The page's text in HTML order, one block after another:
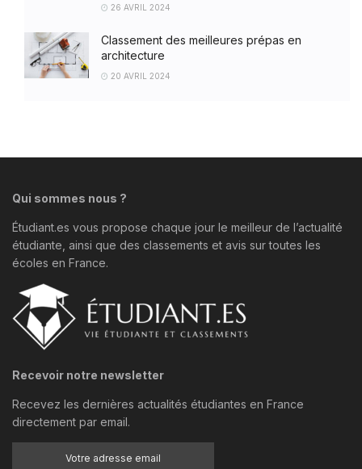
26 AVRIL 2024
Classement des meilleures prépas en
architecture
20 AVRIL 2024
Qui sommes nous ?
Étudiant.es vous propose chaque jour le meilleur de l’actualité
étudiante, ainsi que des classements et avis sur toutes les
écoles en France.
Recevoir notre newsletter
Recevez les dernières actualités étudiantes en France
directement par email.